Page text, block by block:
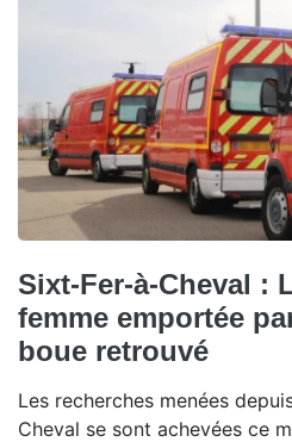
Sixt-Fer-à-Cheval :
femme emportée
boue retrouvé
Les recherches menées
Cheval se sont achevées ce